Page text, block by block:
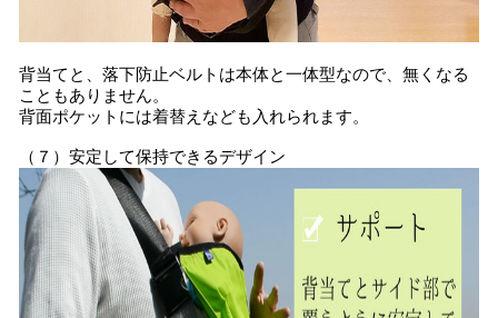
背当てと、落下防止ベルトは本体と一体型なので、無くなる
こともありません。
背面ポケットには着替えなども入れられます。
（７）安定して保持できるデザイン